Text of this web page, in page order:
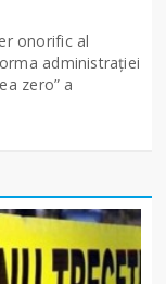
onorific al
administrației
zero” a